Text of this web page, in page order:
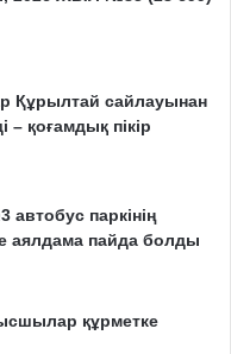
Құрылтай сайлауынан
– қоғамдық пікір
паркінің
аялдама пайда болды
құрметке